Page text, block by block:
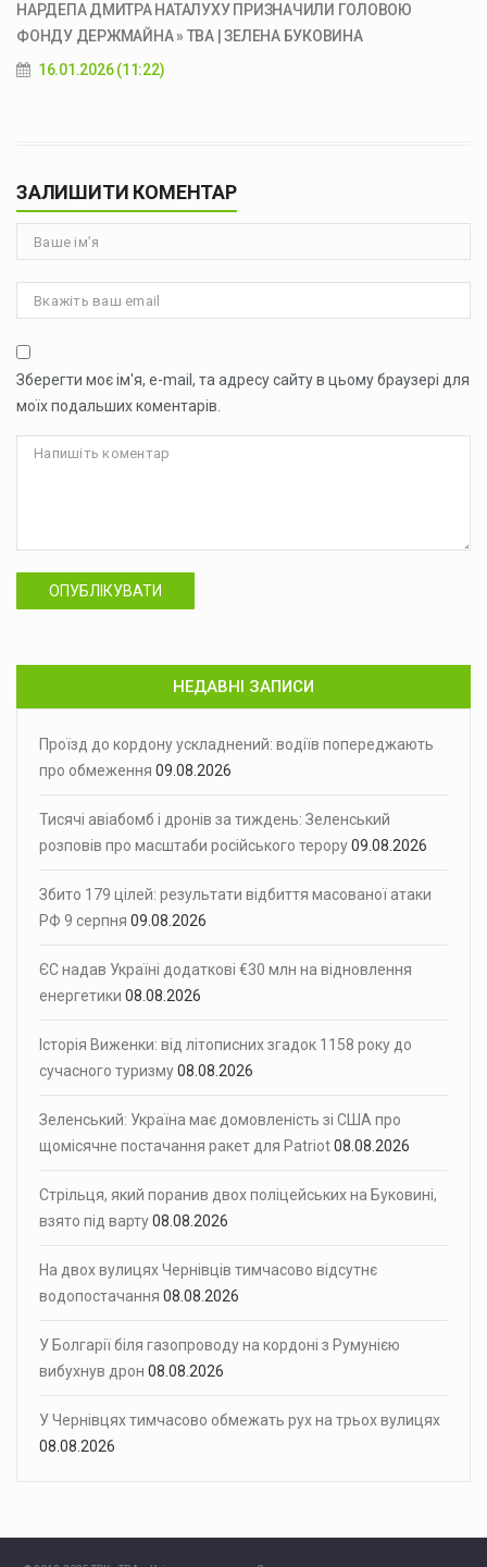
НАРДЕПА ДМИТРА НАТАЛУХУ ПРИЗНАЧИЛИ ГОЛОВОЮ
ФОНДУ ДЕРЖМАЙНА » ТВА | ЗЕЛЕНА БУКОВИНА
16.01.2026 (11:22)
ЗАЛИШИТИ КОМЕНТАР
Зберегти моє ім'я, e-mail, та адресу сайту в цьому браузері для
моїх подальших коментарів.
ОПУБЛІКУВАТИ
НЕДАВНІ ЗАПИСИ
Проїзд до кордону ускладнений: водіїв попереджають
про обмеження 09.08.2026
Тисячі авіабомб і дронів за тиждень: Зеленський
розповів про масштаби російського терору09.08.2026
Збито 179 цілей: результати відбиття масованої атаки
РФ 9 серпня 09.08.2026
ЄС надав Україні додаткові €30 млн на відновлення
енергетики 08.08.2026
Історія Виженки: від літописних згадок 1158 року до
сучасного туризму08.08.2026
Зеленський: Україна має домовленість зі США про
щомісячне постачання ракет для Patriot08.08.2026
Стрільця, який поранив двох поліцейських на Буковині,
взято під варту08.08.2026
На двох вулицях Чернівців тимчасово відсутнє
водопостачання 08.08.2026
У Болгарії біля газопроводу на кордоні з Румунією
вибухнув дрон 08.08.2026
У Чернівцях тимчасово обмежать рух на трьох вулицях
08.08.2026